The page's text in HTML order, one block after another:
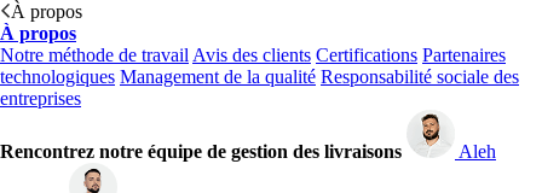
À propos
À propos
Notre méthode de travail Avis des clients Certifications Partenaires
technologiques Management de la qualité Responsabilité sociale des
entreprises
Rencontrez notre équipe de gestion des livraisons Aleh